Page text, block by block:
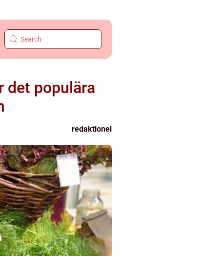
det populära
redaktionel